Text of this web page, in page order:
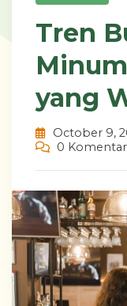
Tren
yang
October 9,
0 Komentar